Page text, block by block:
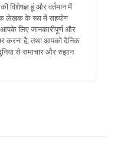
विशेषज्ञ हूं और वर्तमान में
लेखक के रूप में सहयोग
लिए जानकारीपूर्ण और
करना है, तथा आपको दैनिक
से समाचार और रुझान